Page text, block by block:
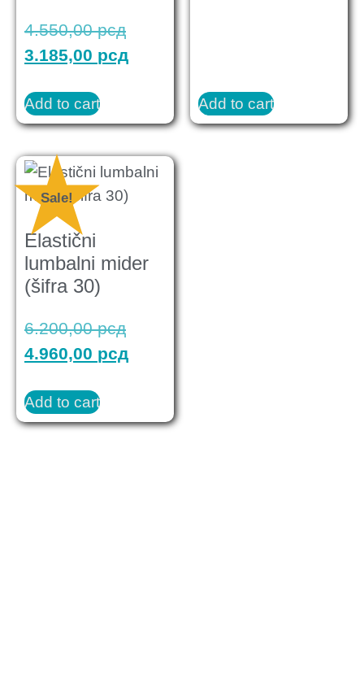
4.550,00рсд
3.185,00 рсд
Add to cart Add to cart
Sale!
Elastični
lumbalni mider
(šifra 30)
6.200,00рсд
4.960,00 рсд
Add to cart